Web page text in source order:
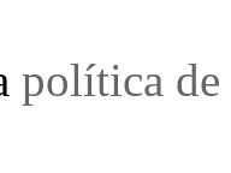
política de